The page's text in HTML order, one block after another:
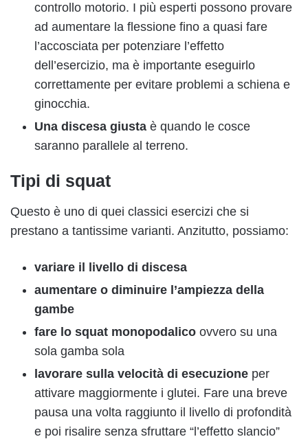
controllo motorio. I più esperti possono provare
ad aumentare la flessione fino a quasi fare
l’accosciata per potenziare l’effetto
dell’esercizio, ma è importante eseguirlo
correttamente per evitare problemi a schiena e
ginocchia.
Una discesa giusta è quando le cosce
saranno parallele al terreno.
Tipi di squat
Questo è uno di quei classici esercizi che si
prestano a tantissime varianti. Anzitutto, possiamo:
variare il livello di discesa
aumentare o diminuire l’ampiezza della
gambe
fare lo squat monopodalico ovvero su una
sola gamba sola
lavorare sulla velocità di esecuzione per
attivare maggiormente i glutei. Fare una breve
pausa una volta raggiunto il livello di profondità
e poi risalire senza sfruttare “l’effetto slancio”